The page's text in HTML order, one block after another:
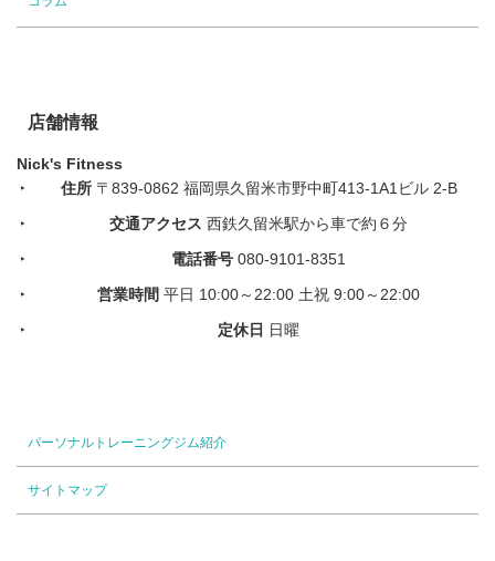
店舗情報
Nick's Fitness
住所〒839-0862 福岡県久留米市野中町413-1A1ビル 2-B
交通アクセス 西鉄久留米駅から車で約６分
電話番号 080-9101-8351
営業時間 平日 10:00～22:00 土祝 9:00～22:00
定休日 日曜
パーソナルトレーニングジム紹介
サイトマップ